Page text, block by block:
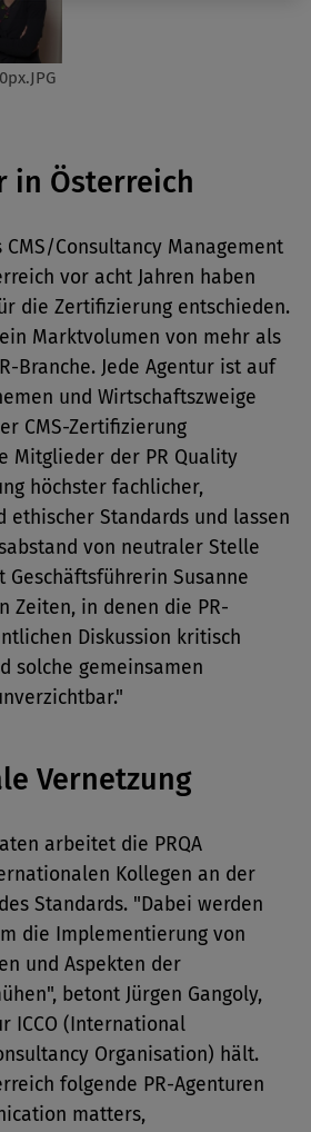
in Österreich
Consultancy Management
vor acht Jahren haben
die Zertifizierung entschieden.
Marktvolumen von mehr als
Branche. Jede Agentur ist auf
und Wirtschaftszweige
CMS-Zertifizierung
Mitglieder der PR Quality
höchster fachlicher,
Standards und lassen
von neutraler Stelle
Susanne
Zeiten, in denen die PR-
Diskussion kritisch
solche gemeinsamen
Vernetzung
arbeitet die PRQA
Kollegen an der
Standards. "Dabei werden
die Implementierung von
und Aspekten der
betont Jürgen Gangoly,
ICCO (International
Organisation) hält.
folgende PR-Agenturen
matters,